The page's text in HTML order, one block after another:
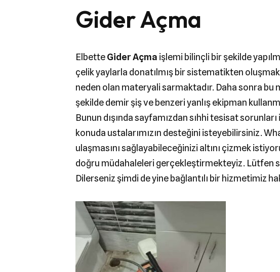
Gider Açma
ElbetteGider Açma işlemi bilinçli bir şekilde
çelik yaylarla donatılmış bir sistematikten
neden olan materyali sarmaktadır. Daha sonra bu
şekilde demir şiş ve benzeri yanlış ekipman
Bunun dışında sayfamızdan sıhhi tesisat
konuda ustalarımızın desteğini isteyebilirsiniz.
ulaşmasını sağlayabileceğinizi altını çizmek
doğru müdahaleleri gerçekleştirmekteyiz. Lütfen
Dilerseniz şimdi de yine bağlantılı bir hizmetimiz